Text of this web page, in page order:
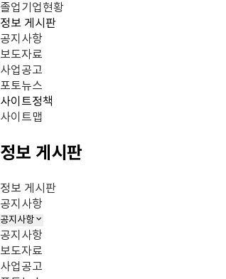
졸업기업현황
정보 게시판
공지사항
보도자료
사업공고
포토뉴스
사이트정책
사이트맵
기
센
소
개
센
터
지
서
비
스
입
입
주
공
지
사
정보 게시판
정보 게시판
공지사항
공지사항
공지사항
보도자료
사업공고